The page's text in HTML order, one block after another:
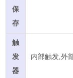
保
存
触
发
器
内部触发,外